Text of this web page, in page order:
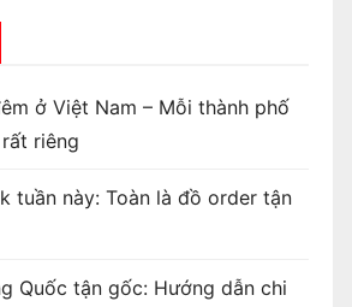
ở Việt Nam – Mỗi thành phố
riêng
tuần này: Toàn là đồ order tận
Quốc tận gốc: Hướng dẫn chi